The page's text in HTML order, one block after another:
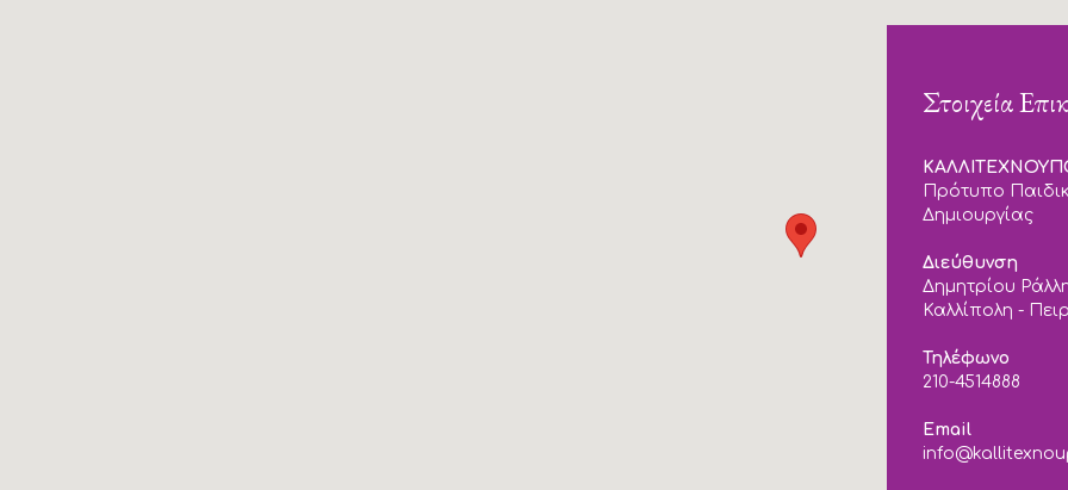
Στοιχεία
Πρότυπο
Δημιουργίας
Διεύθυνση
Δημητρίου
Καλλίπολη -
Τηλέφωνο
210-4514888
Email